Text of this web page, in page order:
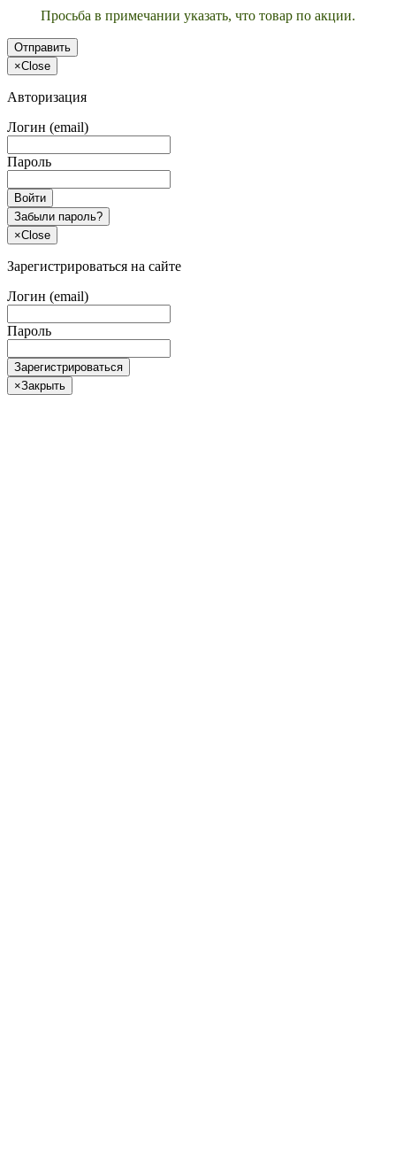
Просьба в примечании указать, что товар по акции.
Отправить
×Close
Авторизация
Логин (email)
Пароль
Войти
Забыли пароль?
×Close
Зарегистрироваться на сайте
Логин (email)
Пароль
Зарегистрироваться
×Закрыть